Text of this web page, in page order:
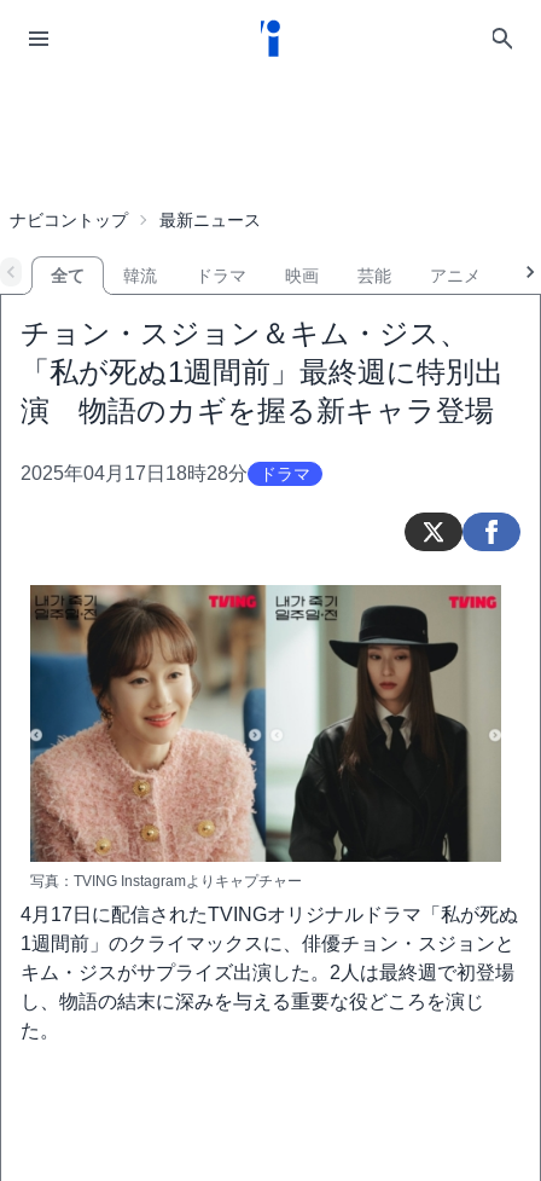
ナビコントップ 最新ニュース
全て 韓流 ドラマ 映画 芸能 アニメ
チョン・スジョン＆キム・ジス、
「私が死ぬ1週間前」最終週に特別出
演 物語のカギを握る新キャラ登場
2025年04月17日18時28分 ドラマ
写真：TVING Instagramよりキャプチャー
4月17日に配信されたTVINGオリジナルドラマ「私が死ぬ
1週間前」のクライマックスに、俳優チョン・スジョンと
キム・ジスがサプライズ出演した。2人は最終週で初登場
し、物語の結末に深みを与える重要な役どころを演じ
た。